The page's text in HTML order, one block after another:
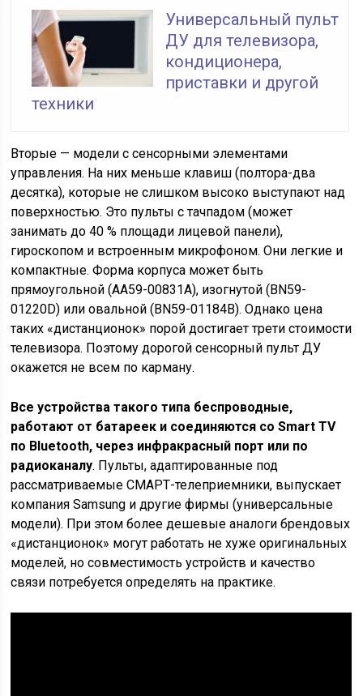
Универсальный пульт
ДУ для телевизора,
кондиционера,
приставки и другой
техники
Вторые — модели с сенсорными элементами
управления. На них меньше клавиш (полтора-два
десятка), которые не слишком высоко выступают над
поверхностью. Это пульты с тачпадом (может
занимать до 40 % площади лицевой панели),
гироскопом и встроенным микрофоном. Они легкие и
компактные. Форма корпуса может быть
прямоугольной (AA59-00831A), изогнутой (BN59-
01220D) или овальной (BN59-01184B). Однако цена
таких «дистанционок» порой достигает трети стоимости
телевизора. Поэтому дорогой сенсорный пульт ДУ
окажется не всем по карману.
Все устройства такого типа беспроводные,
работают от батареек и соединяются со Smart TV
по Bluetooth, через инфракрасный порт или по
радиоканалу. Пульты, адаптированные под
рассматриваемые СМАРТ-телеприемники, выпускает
компания Samsung и другие фирмы (универсальные
модели). При этом более дешевые аналоги брендовых
«дистанционок» могут работать не хуже оригинальных
моделей, но совместимость устройств и качество
связи потребуется определять на практике.